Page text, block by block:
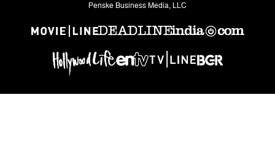
Penske Business Media, LLC